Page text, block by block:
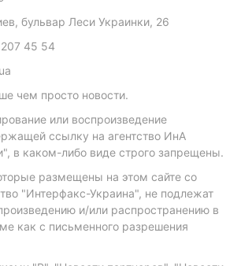
бульвар Леси Украинки, 26
45 54
чем просто новости.
или воспроизведение
ссылку на агентство ИнА
в каком-либо виде строго запрещены.
размещены на этом сайте со
"Интерфакс-Украина", не подлежат
и/или распространению в
как с письменного разрешения